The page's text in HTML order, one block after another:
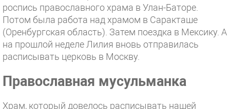
роспись православного храма в Улан-Баторе.
Потом была работа над храмом в Саракташе
(Оренбургская область). Затем поездка в Мексику. А
на прошлой неделе Лилия вновь отправилась
расписывать церковь в Москву.
Православная мусульманка
Храм, который довелось расписывать нашей